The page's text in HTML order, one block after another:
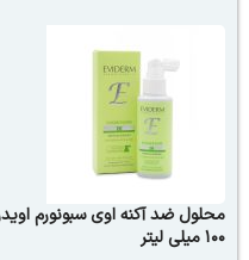
محلول ضد آکنه اوی سبونورم
100 میلی لیتر